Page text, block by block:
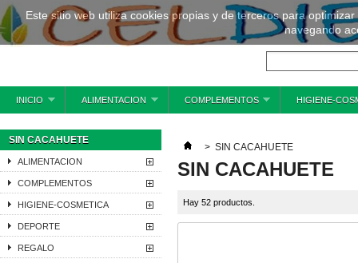
INICIO ALIMENTACION COMPLEMENTOS HIGIENE-
SIN CACAHUETE
ALIMENTACION
COMPLEMENTOS
HIGIENE-COSMETICA
DEPORTE
REGALO
> SIN CACAHUETE
SIN CACAHUETE
Hay 52 productos.
Este sitio web utiliza cookies propias y de terceros para
navegando